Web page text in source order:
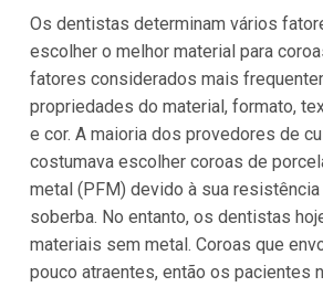
Os dentistas determinam vários
escolher o melhor material para
fatores considerados mais
propriedades do material, formato,
e cor. A maioria dos provedores de
costumava escolher coroas de
metal (PFM) devido à sua
soberba. No entanto, os dentistas
materiais sem metal. Coroas que
pouco atraentes, então os pacientes